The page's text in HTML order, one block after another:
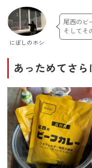
にぼしのホシ
尾西のビ
そしてそ
あっためてさら